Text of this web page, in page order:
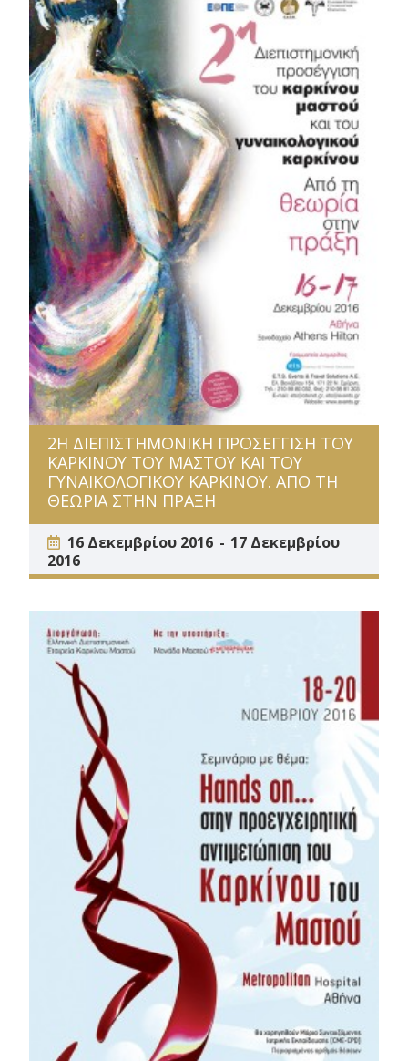
2Η ΔΙΕΠΙΣΤΗΜΟΝΙΚΗ ΠΡΟΣΕΓΓΙΣΗ ΤΟΥ
ΚΑΡΚΙΝΟΥ ΤΟΥ ΜΑΣΤΟΥ ΚΑΙ ΤΟΥ
ΓΥΝΑΙΚΟΛΟΓΙΚΟΥ ΚΑΡΚΙΝΟΥ. ΑΠΟ ΤΗ
ΘΕΩΡΙΑ ΣΤΗΝ ΠΡΑΞΗ
16 Δεκεμβρίου 2016
17 Δεκεμβρίου
2016